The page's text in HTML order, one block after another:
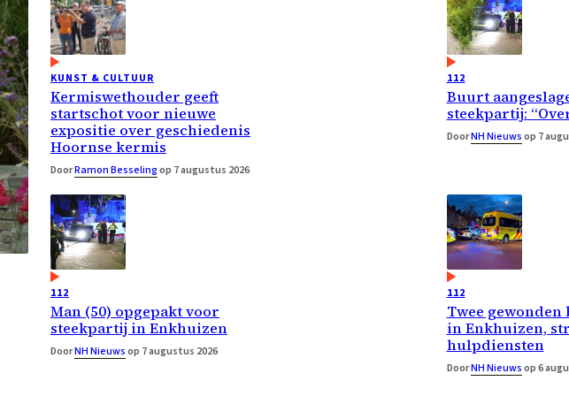
KUNST & CULTUUR
Kermiswethouder geeft
startschot voor nieuwe
expositie over geschiedenis
Hoornse kermis
DoorRamon Besselingop 7 augustus 2026
112
Buurt
steekpartij:
DoorNH Nieuwsop 7
112
Man (50) opgepakt voor
steekpartij in Enkhuizen
DoorNH Nieuwsop 7 augustus 2026
112
Twee
in Enkhuizen,
hulpdiensten
DoorNH Nieuwsop 6